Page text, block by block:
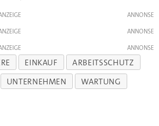
EINKAUF
ARBEITSSCHUTZ
UNTERNEHMEN WARTUNG